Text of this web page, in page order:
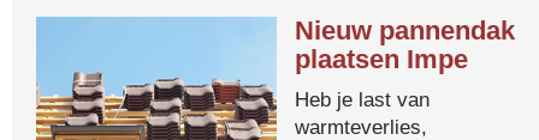
Nieuw pannendak
plaatsen Impe
Heb je last van
warmteverlies,